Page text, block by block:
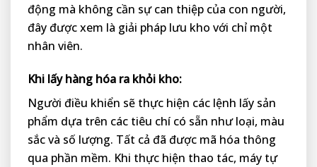
động mà không cần sự can thiệp của con người,
đây được xem là giải pháp lưu kho với chỉ một
nhân viên.
Khi lấy hàng hóa ra khỏi kho:
Người điều khiển sẽ thực hiện các lệnh lấy sản
phẩm dựa trên các tiêu chí có sẵn như loại, màu
sắc và số lượng. Tất cả đã được mã hóa thông
qua phần mềm. Khi thực hiện thao tác, máy tự